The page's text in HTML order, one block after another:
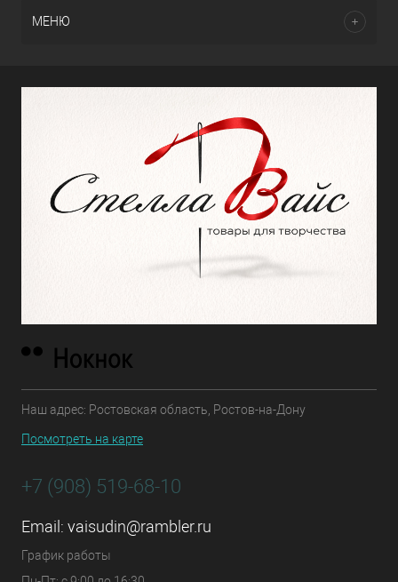
МЕНЮ
Наш адрес: Ростовская область, Ростов-на-Дону
Посмотреть на карте
+7 (908) 519-68-10
Email: vaisudin@rambler.ru
График работы